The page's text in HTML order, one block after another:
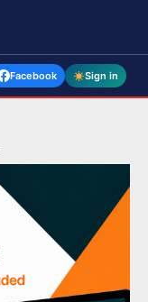
Facebook Sign in